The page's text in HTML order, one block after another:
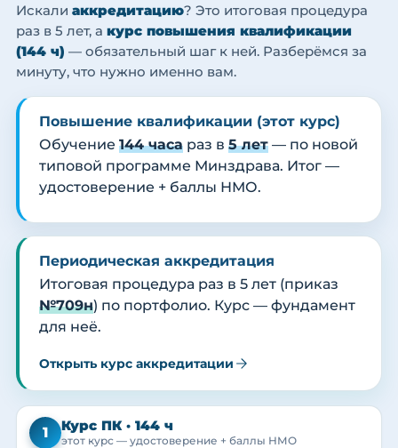
Искали аккредитацию? Это итоговая процедура
раз в 5 лет, а курс повышения квалификации
(144 ч) — обязательный шаг к ней. Разберёмся за
минуту, что нужно именно вам.
Повышение квалификации (этот курс)
Обучение 144 часа раз в 5 лет — по новой
типовой программе Минздрава. Итог —
удостоверение + баллы НМО.
Периодическая аккредитация
Итоговая процедура раз в 5 лет (приказ
№709н) по портфолио. Курс — фундамент
для неё.
Открыть курс аккредитации
1 Курс ПК · 144 ч
этот курс — удостоверение + баллы НМО